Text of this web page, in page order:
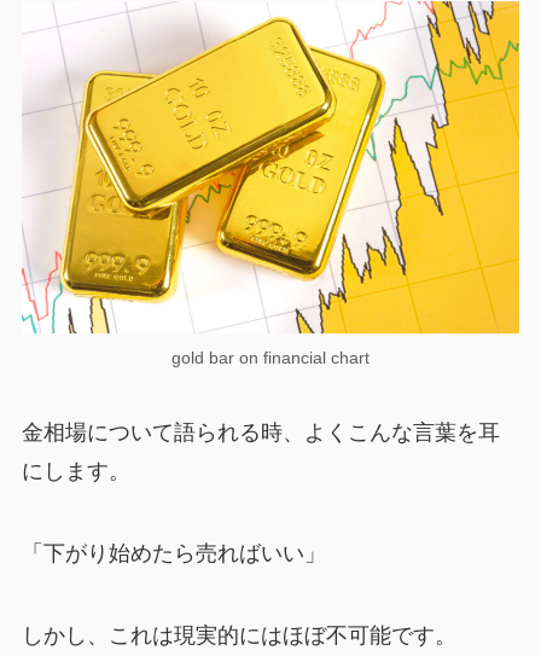
gold bar on financial chart
金相場について語られる時、よくこんな言葉を耳
にします。
「下がり始めたら売ればいい」
しかし、これは現実的にはほぼ不可能です。